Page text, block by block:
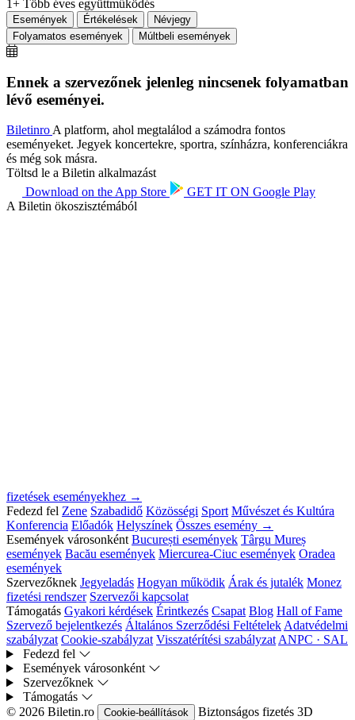
1+ Több éves együttműködés
Események Értékelések
Névjegy
Folyamatos események
Múltbeli események
Ennek a szervezőnek jelenleg nincsenek folyamatban
lévő eseményei.
Biletinro A platform, ahol megtalálod a számodra fontos
eseményeket. Jegyek koncertekre, sportra, színházra, konferenciákra
és még sok másra.
Töltsd le a Biletin alkalmazást
Download on the App Store GET IT ON Google Play
A Biletin ökoszisztémából
fizetések eseményekhez →
Fedezd fel Zene Szabadidő Közösségi Sport Művészet és Kultúra
Konferencia Előadók Helyszínek Összes esemény →
Események városonként București események Târgu Mureș
események Bacău események Miercurea-Ciuc események Oradea
események
Szervezőknek Jegyeladás Hogyan működik Árak és jutalék Monez
fizetési rendszer Szervezői kapcsolat
Támogatás Gyakori kérdések Érintkezés Csapat Blog Hall of Fame
Szervező bejelentkezés Általános Szerződési Feltételek Adatvédelmi
szabályzat Cookie-szabályzat Visszatérítési szabályzat ANPC · SAL
Fedezd fel
Események városonként
Szervezőknek
Támogatás
© 2026 Biletin.ro
Cookie-beállítások Biztonságos fizetés 3D